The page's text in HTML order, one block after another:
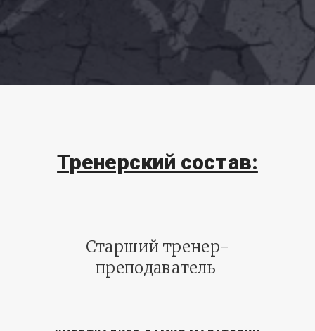
Тренерский состав:
Старший тренер-
преподаватель